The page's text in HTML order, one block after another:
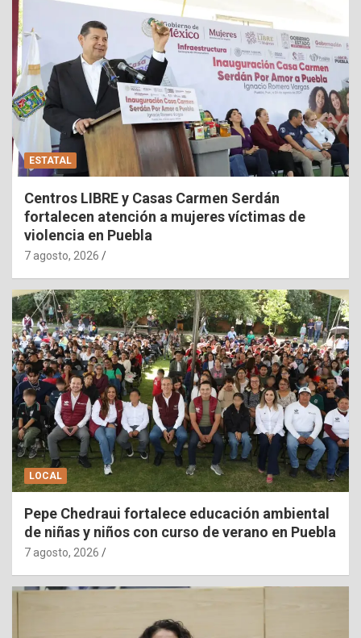
ESTATAL
Centros LIBRE y Casas Carmen Serdán
fortalecen atención a mujeres víctimas de
violencia en Puebla
7 agosto, 2026
LOCAL
Pepe Chedraui fortalece educación ambiental
de niñas y niños con curso de verano en Puebla
7 agosto, 2026